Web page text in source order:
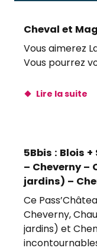
Cheval et
Vous aimerez
Vous pourrez
Lire la suite
5Bbis : Blois
– Cheverny –
jardins) –
Ce
Cheverny,
jardins) et